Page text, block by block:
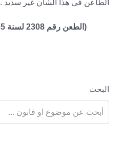
الطاعن فى هذا الشأن غير سديد .
(الطعن رقم 2308 لسنة 65ق جلسة 5/1/1998) .
البحث